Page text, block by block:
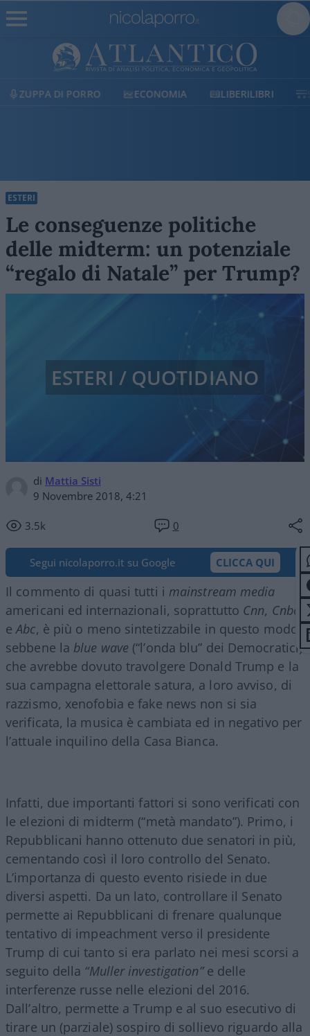
ECONOMIA LIBERILIBRI SHOP SOSTIENICI
ESTERI
Le conseguenze politiche
delle midterm: un potenziale
“regalo di Natale” per Trump?
di Mattia Sisti
9 Novembre 2018, 4:21
3.5k 0
ESTERI / QUOTIDIANO
Segui nicolaporro.it su Google CLICCA QUI
Il commento di quasi tutti i mainstream media
americani ed internazionali, soprattutto Cnn, Cnbc
eAbc, è più o meno sintetizzabile in questo modo:
sebbene la blue wave (“l’onda blu” dei Democratici)
che avrebbe dovuto travolgere Donald Trump e la
sua campagna elettorale satura, a loro avviso, di
razzismo, xenofobia e fake news non si sia
verificata, la musica è cambiata ed in negativo per
l’attuale inquilino della Casa Bianca.
Infatti, due importanti fattori si sono verificati con
le elezioni di midterm (“metà mandato”). Primo, i
Repubblicani hanno ottenuto due senatori in più,
cementando così il loro controllo del Senato.
L’importanza di questo evento risiede in due
diversi aspetti. Da un lato, controllare il Senato
permette ai Repubblicani di frenare qualunque
tentativo di impeachment verso il presidente
Trump di cui tanto si era parlato nei mesi scorsi a
seguito della “Muller investigation”e delle
interferenze russe nelle elezioni del 2016.
Dall’altro, permette a Trump e al suo esecutivo di
tirare un (parziale) sospiro di sollievo riguardo alla